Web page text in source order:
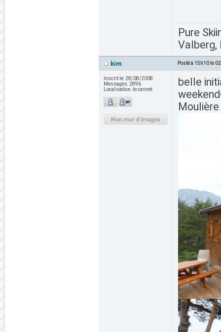
Pure
Valberg,
kim Posté à 15h10 le
Inscrit le: 28/08/2008
Messages: 2896
Localisation: le cannet
belle
weekend